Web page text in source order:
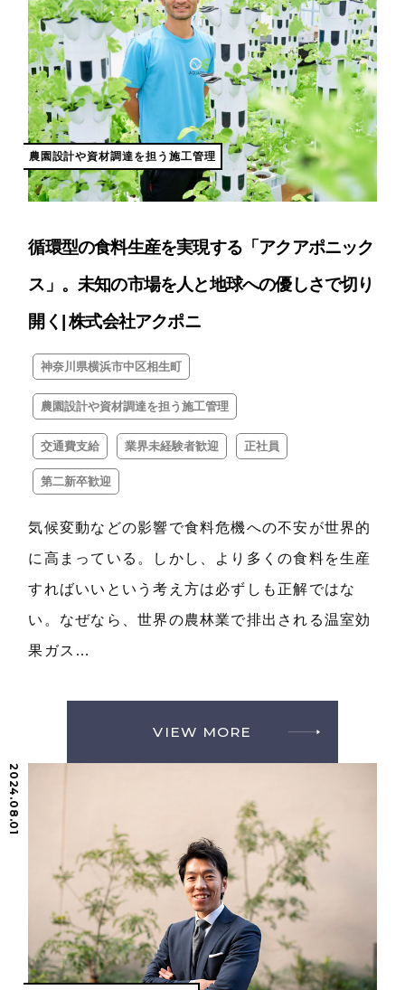
農園設計や資材調達を担う施工管理
循環型の食料生産を実現する「アクアポニック
ス」。未知の市場を人と地球への優しさで切り
開く| 株式会社アクポニ
神奈川県横浜市中区相生町
農園設計や資材調達を担う施工管理
交通費支給 業界未経験者歓迎 正社員
第二新卒歓迎
気候変動などの影響で食料危機への不安が世界的
に高まっている。しかし、より多くの食料を生産
すればいいという考え方は必ずしも正解ではな
い。なぜなら、世界の農林業で排出される温室効
果ガス…
VIEW MORE
2024.08.01